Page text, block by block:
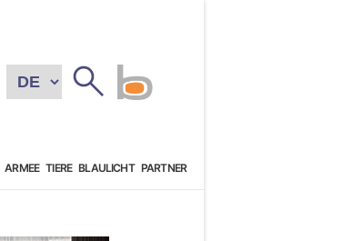
ARMEE TIERE BLAULICHT PARTNER